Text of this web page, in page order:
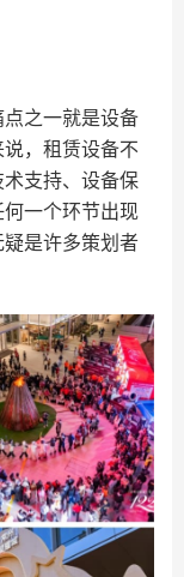
之一就是设备
，租赁设备不
支持、设备保
一个环节出现
是许多策划者